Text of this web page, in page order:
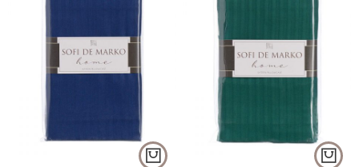
50*70 - 1 шт.
70*70 - 1 шт.
70*70 - 1 шт.